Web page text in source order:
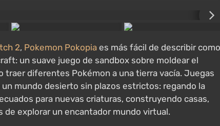
2, Pokemon Pokopia es más fácil de describir como
un suave juego de sandbox sobre moldear el
diferentes Pokémon a una tierra vacía. Juegas
mundo desierto sin plazos estrictos: regando la
para nuevas criaturas, construyendo casas,
explorar un encantador mundo virtual.